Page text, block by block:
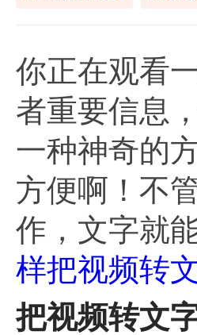
你正在观看
者重要信息
一种神奇的
方便啊！不
作，文字就
样把视频转
把视频转文